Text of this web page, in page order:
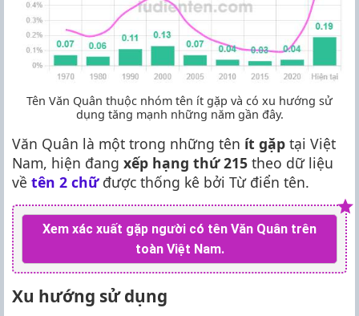
Tên Văn Quân thuộc nhóm tên ít gặp và có xu hướng sử
dụng tăng mạnh những năm gần đây.
Văn Quân là một trong những tên ít gặp tại Việt
Nam, hiện đang xếp hạng thứ 215 theo dữ liệu
về tên 2 chữđược thống kê bởi Từ điển tên.
Xem xác xuất gặp người có tên Văn Quân trên
toàn Việt Nam.
Xu hướng sử dụng